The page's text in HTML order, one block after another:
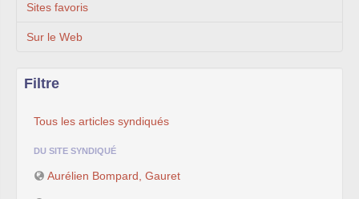
Sites favoris
Sur le Web
Filtre
Tous les articles syndiqués
DU SITE SYNDIQUÉ
Aurélien Bompard, Gauret